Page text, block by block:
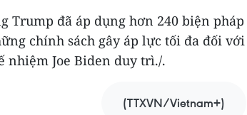
Trump đã áp dụng hơn 240 biện pháp
chính sách gây áp lực tối đa đối với
nhiệm Joe Biden duy trì./.
(TTXVN/Vietnam+)